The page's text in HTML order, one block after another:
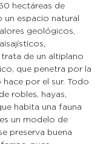
hectáreas de
espacio natural
geológicos,
de un altiplano
que penetra por la
por el sur. Todo
robles, hayas,
habita una fauna
un modelo de
preserva buena